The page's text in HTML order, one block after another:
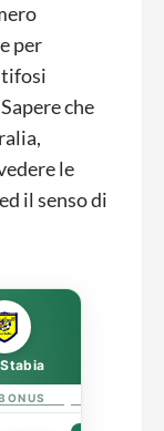
per
tifosi
che
le
il senso di